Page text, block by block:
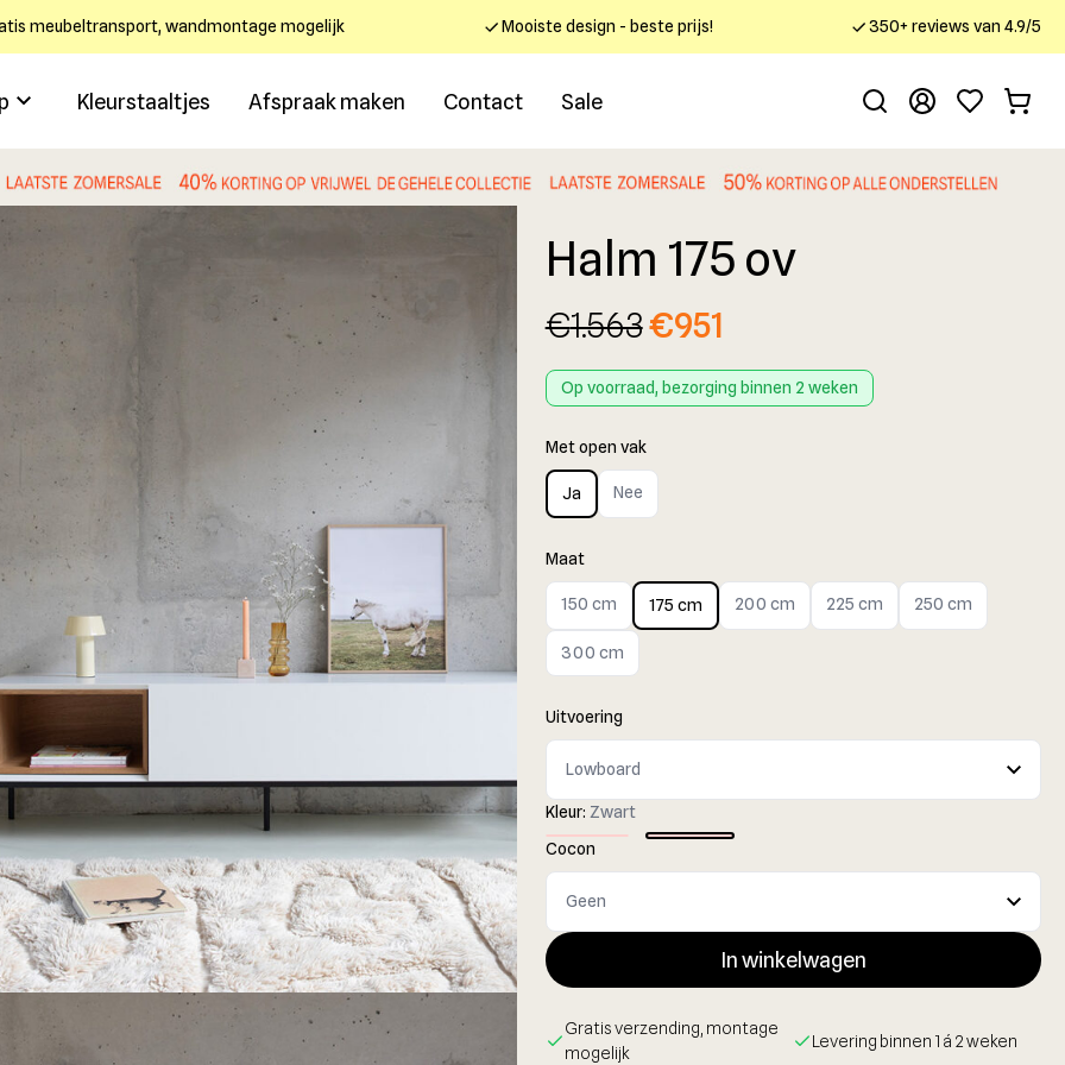
meubeltransport, wandmontage mogelijk Mooiste design - beste prijs! 350+ reviews van 4.9/5
Kleurstaaltjes Afspraak maken Contact Sale
.
Halm 175 ov
€1.563€951
Op voorraad, bezorging binnen 2 weken
Met open vak
Ja Nee
Maat
150 cm 175 cm 200 cm 225 cm 250 cm
300 cm
Uitvoering
Kleur: Zwart
Cocon
In winkelwagen
Gratis verzending, montage
mogelijk
Levering binnen 1 á 2 weken